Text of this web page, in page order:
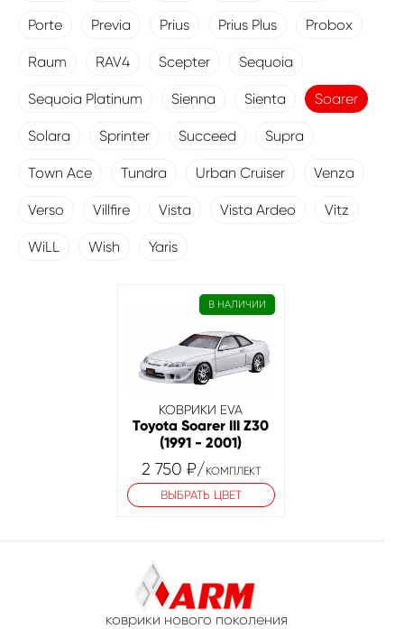
Porte Previa Prius Prius Plus Probox
Raum RAV4 Scepter Sequoia
Sequoia Platinum Sienna Sienta Soarer
Solara Sprinter Succeed Supra
Town Ace Tundra Urban Cruiser Venza
Verso Villfire Vista Vista Ardeo Vitz
WiLL Wish Yaris
В НАЛИЧИИ
КОВРИКИ EVA
Toyota Soarer III Z30
(1991 - 2001)
2 750 ₽/КОМПЛЕКТ
ВЫБРАТЬ ЦВЕТ
коврики нового поколения